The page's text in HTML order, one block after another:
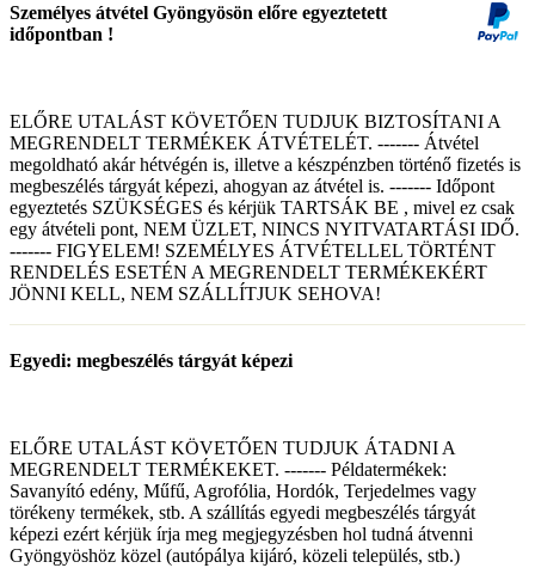
Személyes átvétel Gyöngyösön előre egyeztetett
időpontban !
ELŐRE UTALÁST KÖVETŐEN TUDJUK BIZTOSÍTANI A
MEGRENDELT TERMÉKEK ÁTVÉTELÉT. ------- Átvétel
megoldható akár hétvégén is, illetve a készpénzben történő fizetés is
megbeszélés tárgyát képezi, ahogyan az átvétel is. ------- Időpont
egyeztetés SZÜKSÉGES és kérjük TARTSÁK BE , mivel ez csak
egy átvételi pont, NEM ÜZLET, NINCS NYITVATARTÁSI IDŐ.
------- FIGYELEM! SZEMÉLYES ÁTVÉTELLEL TÖRTÉNT
RENDELÉS ESETÉN A MEGRENDELT TERMÉKEKÉRT
JÖNNI KELL, NEM SZÁLLÍTJUK SEHOVA!
Egyedi: megbeszélés tárgyát képezi
ELŐRE UTALÁST KÖVETŐEN TUDJUK ÁTADNI A
MEGRENDELT TERMÉKEKET. ------- Példatermékek:
Savanyító edény, Műfű, Agrofólia, Hordók, Terjedelmes vagy
törékeny termékek, stb. A szállítás egyedi megbeszélés tárgyát
képezi ezért kérjük írja meg megjegyzésben hol tudná átvenni
Gyöngyöshöz közel (autópálya kijáró, közeli település, stb.)